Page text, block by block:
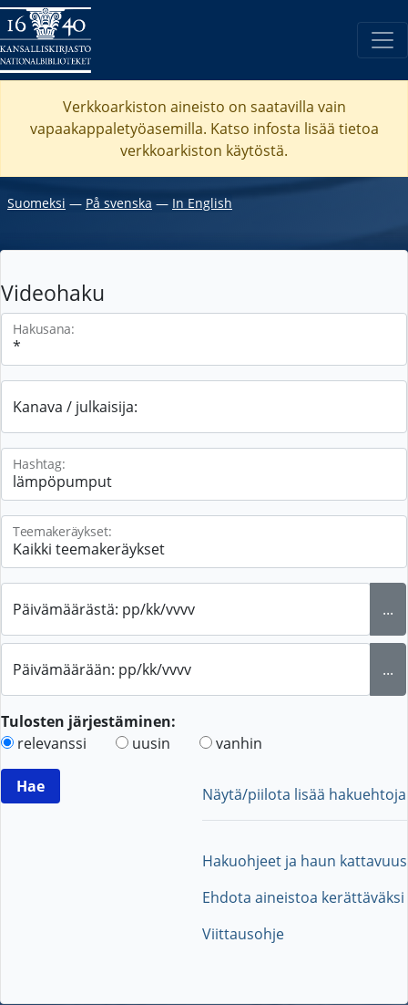
Verkkoarkiston aineisto on saatavilla vain
vapaakappaletyöasemilla. Katso infosta lisää tietoa
verkkoarkiston käytöstä.
Suomeksi ― På svenska ― In English
Videohaku
Hakusana:
Kanava / julkaisija:
Hashtag:
Teemakeräykset:
Päivämäärästä: pp/kk/vvvv ...
Päivämäärään: pp/kk/vvvv ...
Tulosten järjestäminen:
relevanssi
uusin vanhin
Näytä/piilota lisää hakuehtoja
Hakuohjeet ja haun kattavuus
Ehdota aineistoa kerättäväksi
Viittausohje